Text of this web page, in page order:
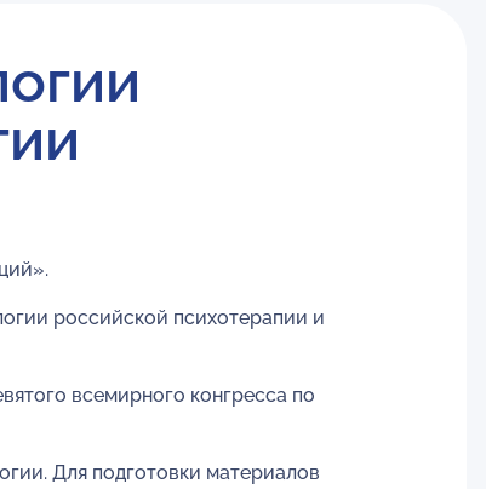
российской психотерапии и
всемирного конгресса по
Для подготовки материалов